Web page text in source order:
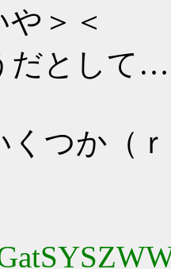
＞＜
だとして…
くつか（